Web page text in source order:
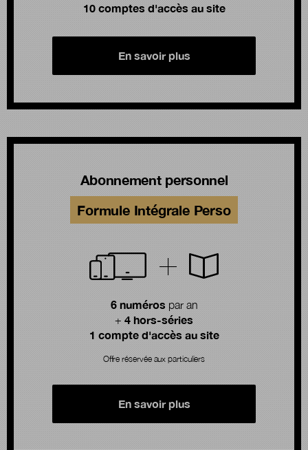
10 comptes d'accès au site
En savoir plus
Abonnement personnel
Formule Intégrale Perso
6 numérospar an
+ 4 hors-séries
1 compte d'accès au site
Offre réservée aux particuliers
En savoir plus